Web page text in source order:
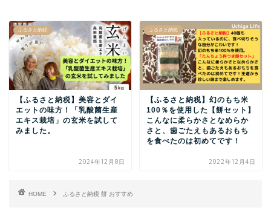
ふるさと納税
【ふるさと納税】美容とダイ
エットの味方！「乳酸菌生産
エキス栽培」の玄米を試して
みました。
2024年12月8日
ふるさと納税
【ふるさと納税】幻のもち米
100％を使用した【餅セット】
こんなに柔らかさとなめらか
さと、歯ごたえもあるおもち
を食べたのは初めてです！
2022年12月4日
HOME ふるさと納税 餅 おすすめ